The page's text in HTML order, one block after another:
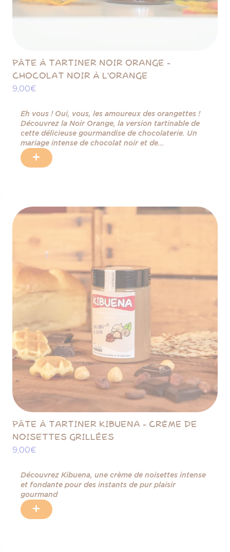
PÂTE À TARTINER NOIR ORANGE -
CHOCOLAT NOIR À L'ORANGE
9,00 €
Eh vous ! Oui, vous, les amoureux des orangettes !
Découvrez la Noir Orange, la version tartinable de
cette délicieuse gourmandise de chocolaterie. Un
mariage intense de chocolat noir et de...
+
PÂTE À TARTINER KIBUENA - CRÈME DE
NOISETTES GRILLÉES
9,00 €
Découvrez Kibuena, une crème de noisettes intense
et fondante pour des instants de pur plaisir
gourmand
+